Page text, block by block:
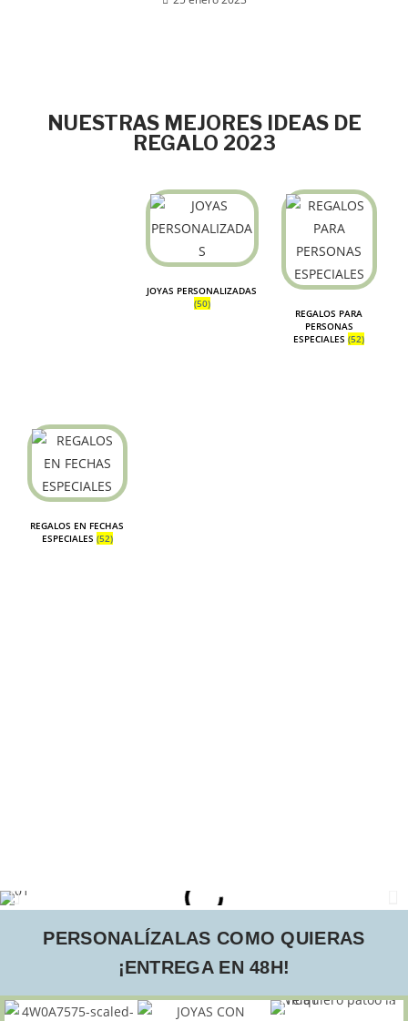
NUESTRAS MEJORES IDEAS DE
REGALO 2023
JOYAS PERSONALIZADAS
(50)
REGALOS PARA
PERSONAS
ESPECIALES(52)
REGALOS EN FECHAS
ESPECIALES (52)
PERSONALÍZALAS COMO QUIERAS
¡ENTREGA EN 48H!